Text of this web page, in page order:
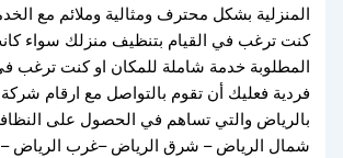
المنزلية بشكل محترف ومثالية وملائم مع
كنت ترغب في القيام بتنظيف منزلك سواء
المطلوبة خدمة شاملة للمكان او كنت ترغب
فردية فعليك أن تقوم بالتواصل مع ارقام
بالرياض والتي تساهم في الحصول على
شمال الرياض – شرق الرياض –غرب الرياض